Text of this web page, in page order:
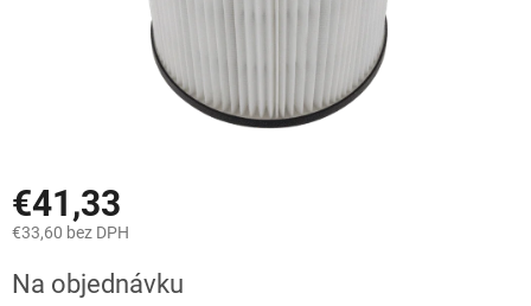
€41,33
€33,60 bez DPH
cena:
Na objednávku